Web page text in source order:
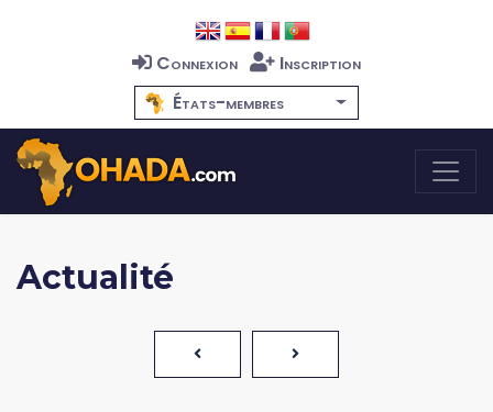
Connexion
Inscription
États-membres
Actualité